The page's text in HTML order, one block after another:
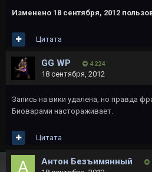
Изменено 18 сентября, 2012
Цитата
GG WP 4 224
18 сентября, 2012
Запись на вики удалена, но правда
Биоварами настораживает.
Цитата
Антон Безъимянный